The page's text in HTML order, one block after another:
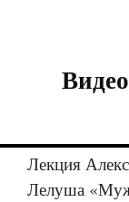
Лекция
Лелуша